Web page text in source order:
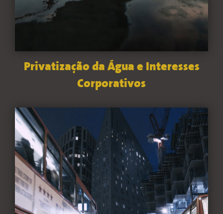
Privatização da Água e Interesses
Corporativos